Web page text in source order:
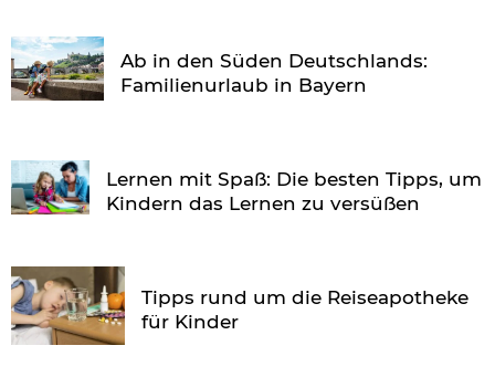
Ab in den Süden Deutschlands:
Familienurlaub in Bayern
Lernen mit Spaß: Die besten Tipps, um
Kindern das Lernen zu versüßen
Tipps rund um die Reiseapotheke
für Kinder